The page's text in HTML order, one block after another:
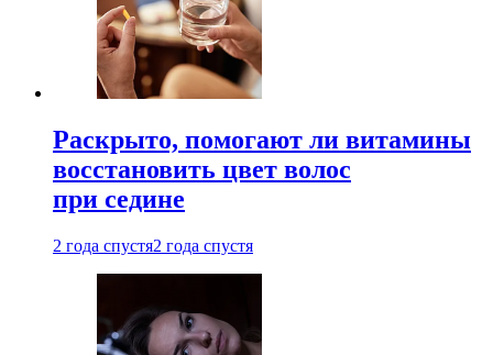
Раскрыто, помогают ли витамины
восстановить цвет волос
при седине
2 года спустя2 года спустя